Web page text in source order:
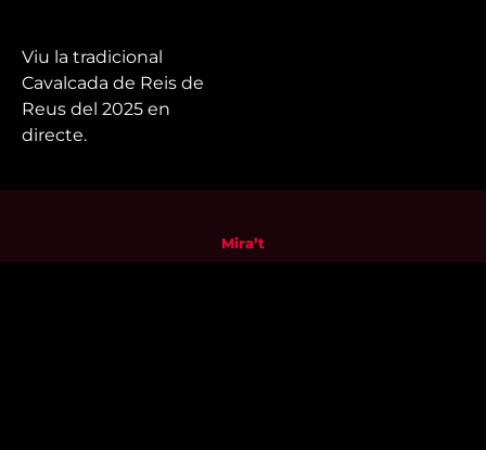
Viu la tradicional
Cavalcada de Reis de
Reus del 2025 en
directe.
Mira’t